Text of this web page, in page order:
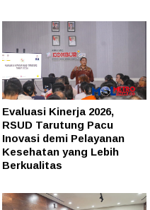
Evaluasi Kinerja 2026,
RSUD Tarutung Pacu
Inovasi demi Pelayanan
Kesehatan yang Lebih
Berkualitas